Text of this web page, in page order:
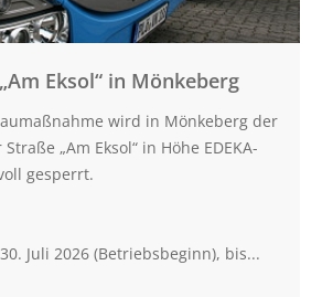
Eksol“ in Mönkeberg
wird in Mönkeberg der
„Am Eksol“ in Höhe EDEKA-
gesperrt.
Juli 2026 (Betriebsbeginn), bis...